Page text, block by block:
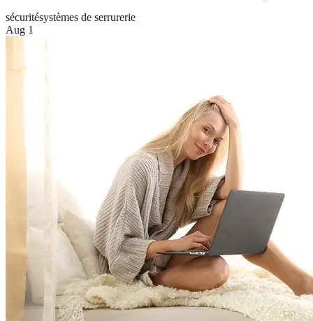
sécuritésystèmes de serrurerie
Aug 1